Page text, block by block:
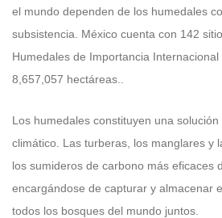
el mundo dependen de los humedales
subsistencia. México cuenta con 142
Humedales de Importancia
8,657,057 hectáreas..
Los humedales constituyen una
climático. Las turberas, los manglares y
los sumideros de carbono más eficaces
encargándose de capturar y almacenar
todos los bosques del mundo juntos.